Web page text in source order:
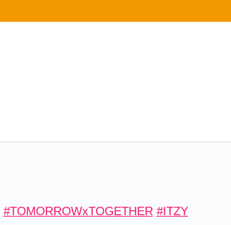
#TOMORROWxTOGETHER #ITZY